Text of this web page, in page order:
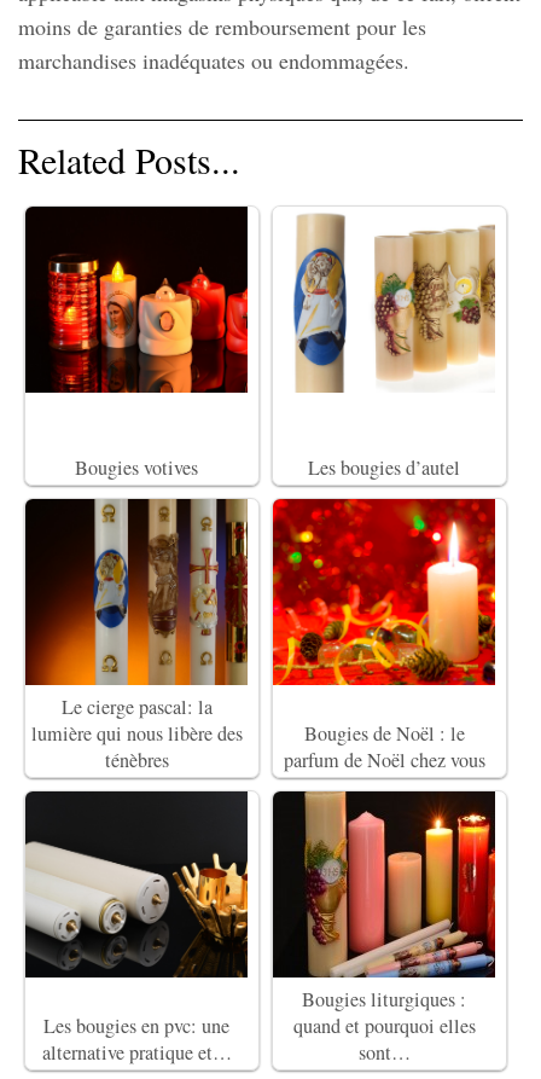
moins de garanties de remboursement pour les
marchandises inadéquates ou endommagées.
Related Posts...
Bougies votives Les bougies d’autel
Le cierge pascal: la
lumière qui nous libère des
ténèbres
Bougies de Noël : le
parfum de Noël chez vous
Les bougies en pvc: une
alternative pratique et…
Bougies liturgiques :
quand et pourquoi elles
sont…